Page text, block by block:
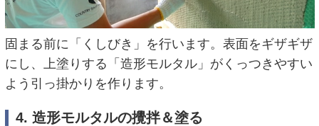
固まる前に「くしびき」を行います。表面をギザギザ
にし、上塗りする「造形モルタル」がくっつきやすい
よう引っ掛かりを作ります。
4. 造形モルタルの攪拌＆塗る